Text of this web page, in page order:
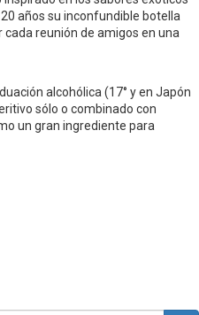
años su inconfundible botella
reunión de amigos en una
alcohólica (17° y en Japón
sólo o combinado con
un gran ingrediente para